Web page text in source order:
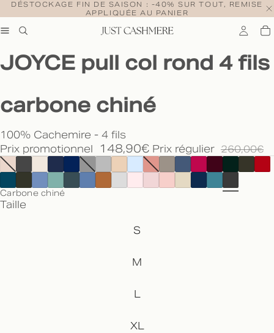
DÉSTOCKAGE FIN DE SAISON : -40% SUR TOUT, REMISE
APPLIQUÉE AU PANIER
JOYCE pull col rond 4 fils
carbone chiné
100% Cachemire - 4 fils
Prix promotionnel
148,90€ Prix régulier 260,00€
Carbone chiné
Taille
S
M
L
XL